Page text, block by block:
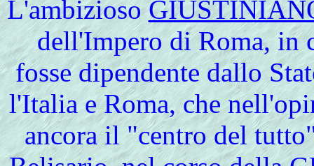
L'ambizioso
dell'Impero di Roma, in
fosse dipendente dallo
l'Italia e Roma, che
ancora il "centro del